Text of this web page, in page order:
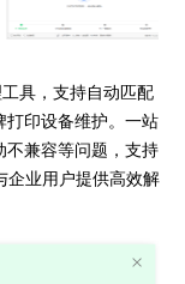
具，支持自动匹配
印设备维护。一站
兼容等问题，支持
企业用户提供高效解